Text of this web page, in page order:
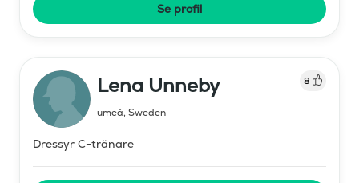
Se profil
Lena Unneby 8
umeå, Sweden
Dressyr C-tränare